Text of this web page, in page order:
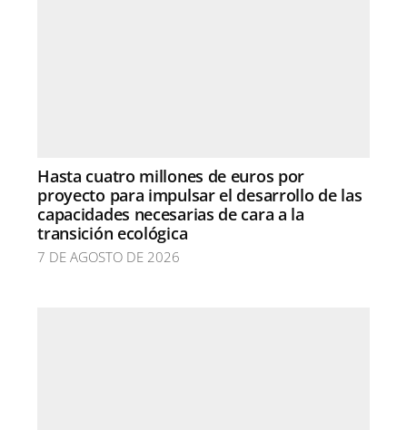
Hasta cuatro millones de euros por
proyecto para impulsar el desarrollo de las
capacidades necesarias de cara a la
transición ecológica
7 DE AGOSTO DE 2026